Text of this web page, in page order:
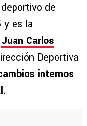
de
y es la
Juan Carlos
Deportiva
internos